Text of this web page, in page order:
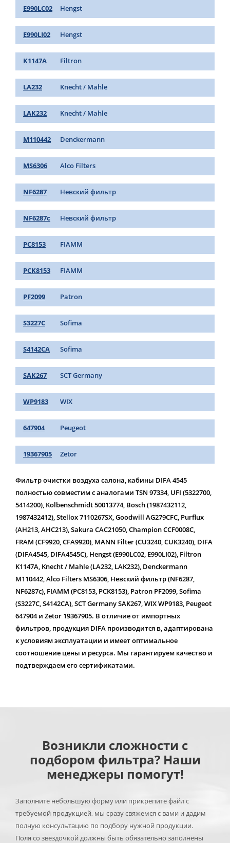
E990LC02 Hengst
E990LI02 Hengst
K1147A Filtron
LA232 Knecht / Mahle
LAK232 Knecht / Mahle
M110442 Denckermann
MS6306 Alco Filters
NF6287 Невский фильтр
NF6287c Невский фильтр
PC8153 FIAMM
PCK8153 FIAMM
PF2099 Patron
S3227C Sofima
S4142CA Sofima
SAK267 SCT Germany
WP9183 WIX
647904 Peugeot
19367905 Zetor
Фильтр очистки воздуха салона, кабины DIFA 4545
полностью совместим с аналогами TSN 97334, UFI (5322700,
5414200), Kolbenschmidt 50013774, Bosch (1987432112,
1987432412), Stellox 7110267SX, Goodwill AG279CFC, Purflux
(AH213, AHC213), Sakura CAC21050, Champion CCF0008C,
FRAM (CF9920, CFA9920), MANN Filter (CU3240, CUK3240), DIFA
(DIFA4545, DIFA4545C), Hengst (E990LC02, E990LI02), Filtron
K1147A, Knecht / Mahle (LA232, LAK232), Denckermann
M110442, Alco Filters MS6306, Невский фильтр (NF6287,
NF6287c), FIAMM (PC8153, PCK8153), Patron PF2099, Sofima
(S3227C, S4142CA), SCT Germany SAK267, WIX WP9183, Peugeot
647904 и Zetor 19367905. В отличие от импортных
фильтров, продукция DIFA производится в, адаптирована
к условиям эксплуатации и имеет оптимальное
соотношение цены и ресурса. Мы гарантируем качество и
подтверждаем его сертификатами.
Возникли сложности с
подбором фильтра? Наши
менеджеры помогут!
Заполните небольшую форму или прикрепите файл с
требуемой продукцией, мы сразу свяжемся с вами и дадим
полную консультацию по подбору нужной продукции.
Поля со звездочкой должны быть обязательно заполнены